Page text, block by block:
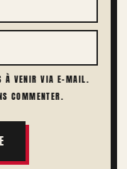
À VENIR VIA E-MAIL.
COMMENTER.